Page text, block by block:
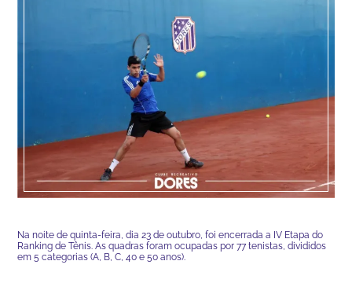
Na noite de quinta-feira, dia 23 de outubro, foi encerrada a IV Etapa do
Ranking de Tênis. As quadras foram ocupadas por 77 tenistas, divididos
em 5 categorias (A, B, C, 40 e 50 anos).